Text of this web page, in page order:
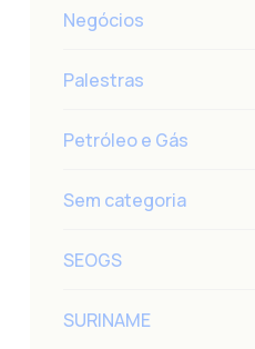
Negócios
Palestras
Petróleo e Gás
Sem categoria
SEOGS
SURINAME